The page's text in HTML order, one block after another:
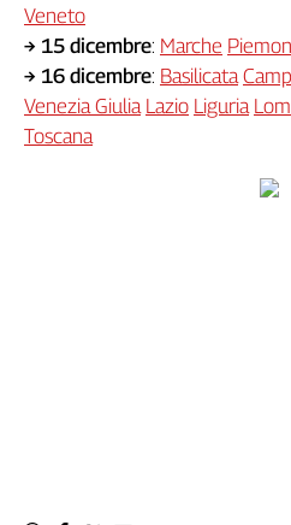
Romagna
Friuli
Venezia
Giulia
Lazio
Veneto
→ 15 dicembre: Marche
→ 16 dicembre: Basilicata
Venezia Giulia Lazio Liguria
Toscana